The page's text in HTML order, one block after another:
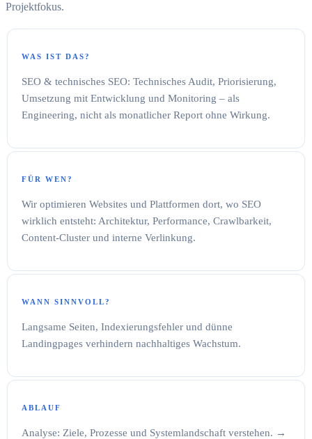
Projektfokus.
WAS IST DAS?
SEO & technisches SEO: Technisches Audit, Priorisierung,
Umsetzung mit Entwicklung und Monitoring – als
Engineering, nicht als monatlicher Report ohne Wirkung.
FÜR WEN?
Wir optimieren Websites und Plattformen dort, wo SEO
wirklich entsteht: Architektur, Performance, Crawlbarkeit,
Content-Cluster und interne Verlinkung.
WANN SINNVOLL?
Langsame Seiten, Indexierungsfehler und dünne
Landingpages verhindern nachhaltiges Wachstum.
ABLAUF
Analyse: Ziele, Prozesse und Systemlandschaft verstehen. →